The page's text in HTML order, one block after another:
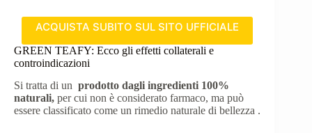
ACQUISTA SUBITO SUL SITO UFFICIALE
GREEN TEAFY: Ecco gli effetti collaterali e
controindicazioni
Si tratta di un prodotto dagli ingredienti 100%
naturali, per cui non è considerato farmaco, ma può
essere classificato come un rimedio naturale di bellezza .